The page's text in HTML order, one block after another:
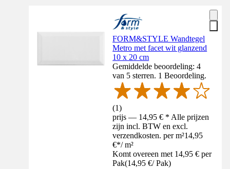
FORM&STYLE Wandtegel
Metro met facet wit glanzend
10 x 20 cm
Gemiddelde beoordeling: 4
van 5 sterren. 1 Beoordeling.
(1)
prijs — 14,95 € * Alle prijzen
zijn incl. BTW en excl.
verzendkosten. per m²14,95
€*/ m²
Komt overeen met 14,95 € per
Pak(14,95 €/ Pak)